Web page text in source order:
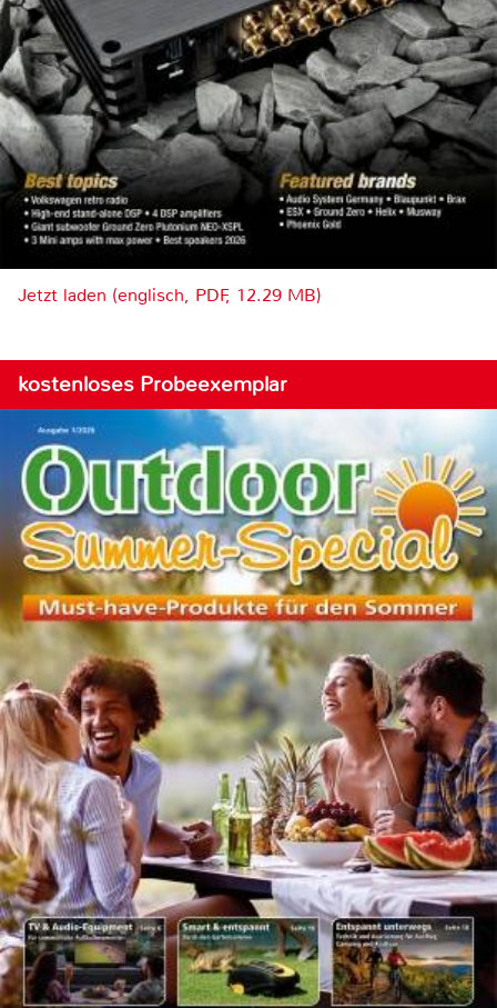
Jetzt laden (englisch, PDF, 12.29 MB)
kostenloses Probeexemplar